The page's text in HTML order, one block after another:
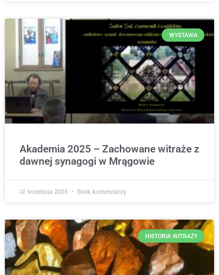
WYSTAWA
Akademia 2025 – Zachowane witraże z
dawnej synagogi w Mrągowie
12 września 2025 Brak komentarzy
HISTORIA WITRAŻY